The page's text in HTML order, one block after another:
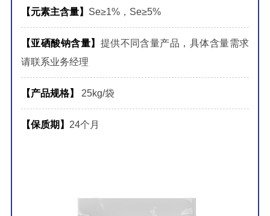
【元素主含量】 Se≥1%，Se≥5%
【亚硒酸钠含量】 提供不同含量产品，具体含量需求
请联系业务经理
【产品规格】 25kg/袋
【保质期】 24个月